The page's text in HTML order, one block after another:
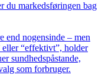
du markedsføringen bag
end nogensinde – men
“effektivt”, holder
sundhedspåstande,
som forbruger.